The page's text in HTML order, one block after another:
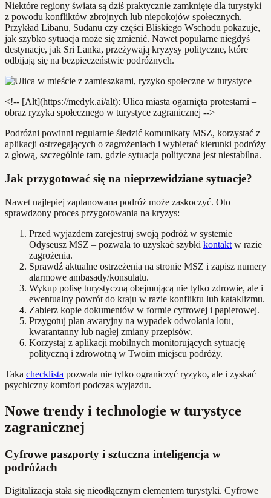
Niektóre regiony świata są dziś praktycznie zamknięte dla turystyki
z powodu konfliktów zbrojnych lub niepokojów społecznych.
Przykład Libanu, Sudanu czy części Bliskiego Wschodu pokazuje,
jak szybko sytuacja może się zmienić. Nawet popularne niegdyś
destynacje, jak Sri Lanka, przeżywają kryzysy polityczne, które
odbijają się na bezpieczeństwie podróżnych.
<!-- [Alt](https://medyk.ai/alt): Ulica miasta ogarnięta protestami –
obraz ryzyka społecznego w turystyce zagranicznej -->
Podróżni powinni regularnie śledzić komunikaty MSZ, korzystać z
aplikacji ostrzegających o zagrożeniach i wybierać kierunki podróży
z głową, szczególnie tam, gdzie sytuacja polityczna jest niestabilna.
Jak przygotować się na nieprzewidziane sytuacje?
Nawet najlepiej zaplanowana podróż może zaskoczyć. Oto
sprawdzony proces przygotowania na kryzys:
Przed wyjazdem zarejestruj swoją podróż w systemie
Odyseusz MSZ – pozwala to uzyskać szybki kontakt w razie
zagrożenia.
Sprawdź aktualne ostrzeżenia na stronie MSZ i zapisz numery
alarmowe ambasady/konsulatu.
Wykup polisę turystyczną obejmującą nie tylko zdrowie, ale i
ewentualny powrót do kraju w razie konfliktu lub kataklizmu.
Zabierz kopie dokumentów w formie cyfrowej i papierowej.
Przygotuj plan awaryjny na wypadek odwołania lotu,
kwarantanny lub nagłej zmiany przepisów.
Korzystaj z aplikacji mobilnych monitorujących sytuację
polityczną i zdrowotną w Twoim miejscu podróży.
Taka checklista pozwala nie tylko ograniczyć ryzyko, ale i zyskać
psychiczny komfort podczas wyjazdu.
Nowe trendy i technologie w turystyce
zagranicznej
Cyfrowe paszporty i sztuczna inteligencja w
podróżach
Digitalizacja stała się nieodłącznym elementem turystyki. Cyfrowe